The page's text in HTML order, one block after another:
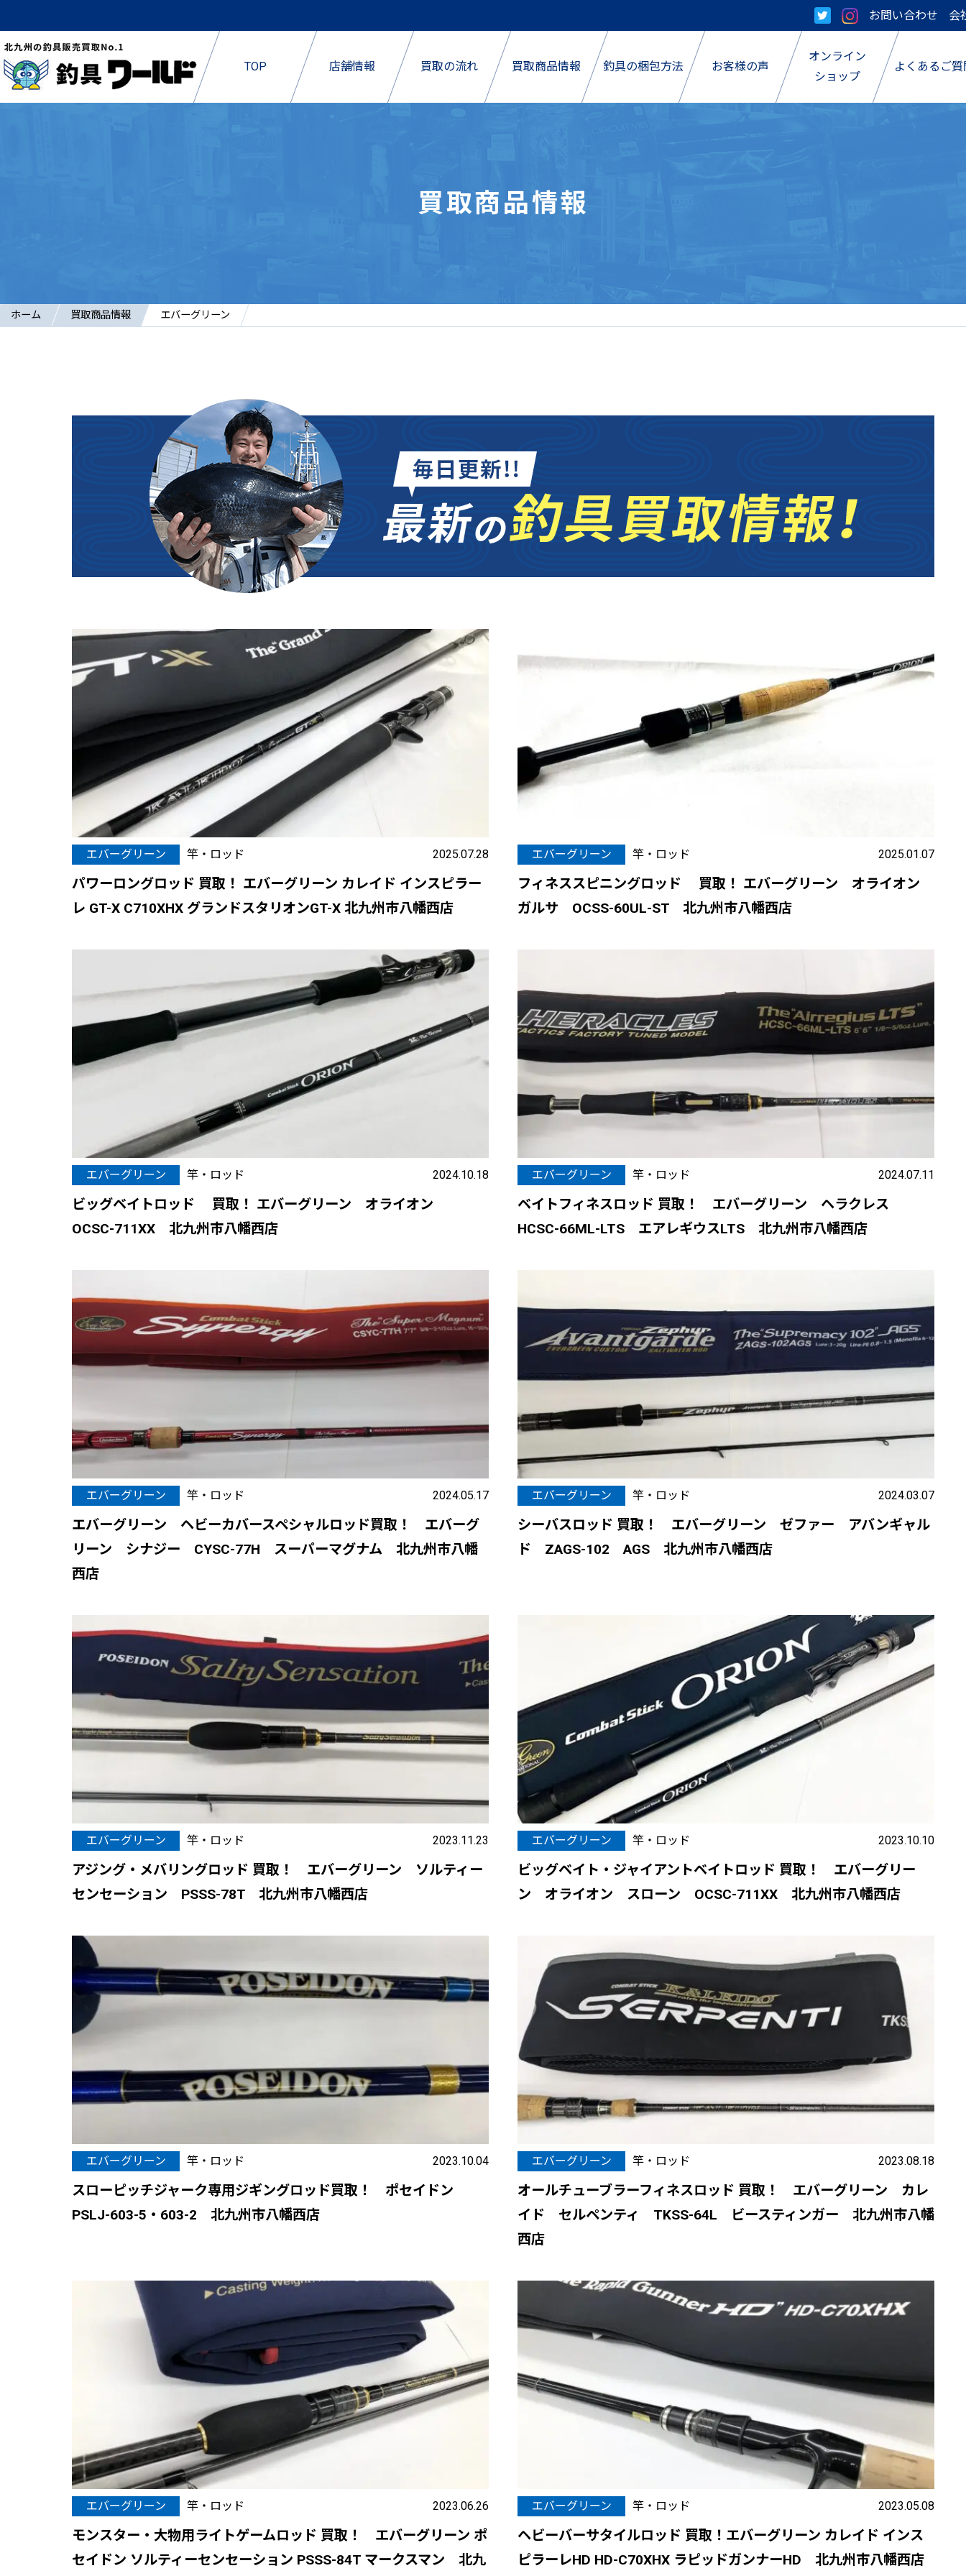
お問い合わせ 会
TOP 店舗情報 買取の流れ 買取商品情報 釣具の梱包方法 お客様の声
オンライン
ショップ
よくあるご質
買取商品情報
ホーム 買取商品情報 エバーグリーン
エバーグリーン 竿・ロッド 2025.07.28
パワーロングロッド 買取！ エバーグリーン カレイド インスピラー
レ GT-X C710XHX グランドスタリオンGT-X 北九州市八幡西店
エバーグリーン 竿・ロッド 2025.01.07
フィネススピニングロッド 買取！ エバーグリーン オライオン
ガルサ OCSS-60UL-ST 北九州市八幡西店
エバーグリーン 竿・ロッド 2024.10.18
ビッグベイトロッド 買取！ エバーグリーン オライオン
OCSC-711XX 北九州市八幡西店
エバーグリーン 竿・ロッド 2024.07.11
ベイトフィネスロッド 買取！ エバーグリーン ヘラクレス
HCSC-66ML-LTS エアレギウスLTS 北九州市八幡西店
エバーグリーン 竿・ロッド 2024.05.17
エバーグリーン ヘビーカバースペシャルロッド買取！ エバーグ
リーン シナジー CYSC-77H スーパーマグナム 北九州市八幡
西店
エバーグリーン 竿・ロッド 2024.03.07
シーバスロッド 買取！ エバーグリーン ゼファー アバンギャル
ド ZAGS-102 AGS 北九州市八幡西店
エバーグリーン 竿・ロッド 2023.11.23
アジング・メバリングロッド 買取！ エバーグリーン ソルティー
センセーション PSSS-78T 北九州市八幡西店
エバーグリーン 竿・ロッド 2023.10.10
ビッグベイト・ジャイアントベイトロッド 買取！ エバーグリー
ン オライオン スローン OCSC-711XX 北九州市八幡西店
エバーグリーン 竿・ロッド 2023.10.04
スローピッチジャーク専用ジギングロッド買取！ ポセイドン
PSLJ-603-5・603-2 北九州市八幡西店
エバーグリーン 竿・ロッド 2023.08.18
オールチューブラーフィネスロッド 買取！ エバーグリーン カレ
イド セルペンティ TKSS-64L ビースティンガー 北九州市八幡
西店
エバーグリーン 竿・ロッド 2023.06.26
モンスター・大物用ライトゲームロッド 買取！ エバーグリーン ポ
セイドン ソルティーセンセーション PSSS-84T マークスマン 北九
エバーグリーン 竿・ロッド 2023.05.08
ヘビーバーサタイルロッド 買取！エバーグリーン カレイド インス
ピラーレHD HD-C70XHX ラピッドガンナーHD 北九州市八幡西店